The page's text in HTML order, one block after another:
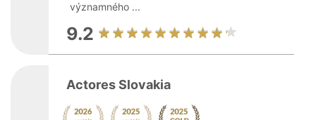
významného ...
9.2
Actores Slovakia